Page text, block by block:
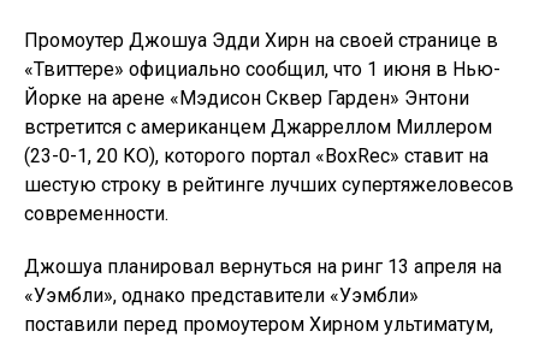
Промоутер Джошуа Эдди Хирн на своей странице в
«Твиттере» официально сообщил, что 1 июня в Нью-
Йорке на арене «Мэдисон Сквер Гарден» Энтони
встретится с американцем Джарреллом Миллером
(23-0-1, 20 КО), которого портал «BoxRec» ставит на
шестую строку в рейтинге лучших супертяжеловесов
современности.
Джошуа планировал вернуться на ринг 13 апреля на
«Уэмбли», однако представители «Уэмбли»
поставили перед промоутером Хирном ультиматум,